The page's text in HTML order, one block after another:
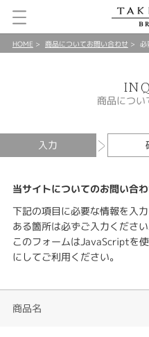
HOME 商品についてお問い合わせ 必
商品につい
入力
当サイトについてのお問い合
下記の項目に必要な情報を入
ある箇所は必ずご入力ください
このフォームはJavaScriptを
にしてご利用ください。
商品名